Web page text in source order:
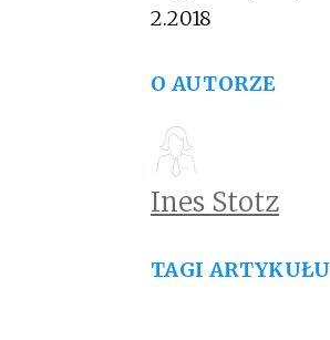
2.2018
O AUTORZE
Ines Stotz
TAGI ARTYKUŁU